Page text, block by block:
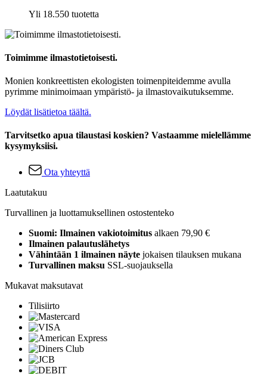
Yli 18.550 tuotetta
Toimimme ilmastotietoisesti.
Monien konkreettisten ekologisten toimenpiteidemme avulla
pyrimme minimoimaan ympäristö- ja ilmastovaikutuksemme.
Löydät lisätietoa täältä.
Tarvitsetko apua tilaustasi koskien? Vastaamme mielellämme
kysymyksiisi.
Ota yhteyttä
Laatutakuu
Turvallinen ja luottamuksellinen ostostenteko
Suomi: Ilmainen vakiotoimitus alkaen 79,90 €
Ilmainen palautuslähetys
Vähintään 1 ilmainen näyte jokaisen tilauksen mukana
Turvallinen maksu SSL-suojauksella
Mukavat maksutavat
Tilisiirto